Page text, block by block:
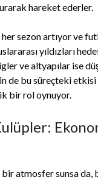
hareket ederler.
sezon artıyor ve
yıldızları
ve altyapılar ise
de bu süreçteki
bir rol oynuyor.
atmosfer sunsa da,